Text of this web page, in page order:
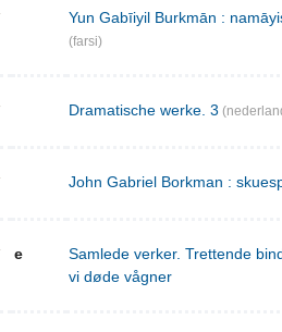
Yun Gabīiyil Burkmān :
(farsi)
Dramatische werke. 3
John Gabriel Borkman :
e
Samlede verker. Trettende
vi døde vågner